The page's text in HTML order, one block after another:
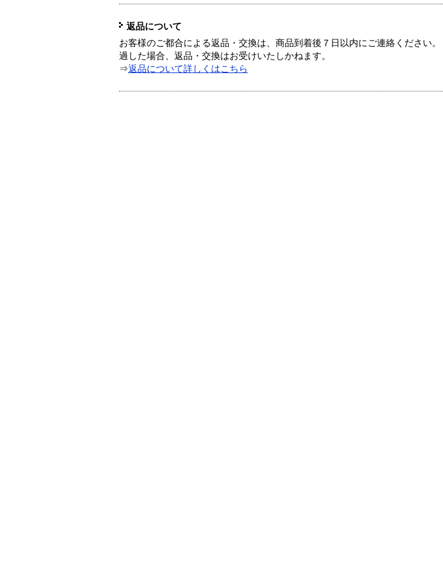
返品について
お客様のご都合による返品・交換は、商品到着後７日以内にご連絡ください
過した場合、返品・交換はお受けいたしかねます。
⇒返品について詳しくはこちら